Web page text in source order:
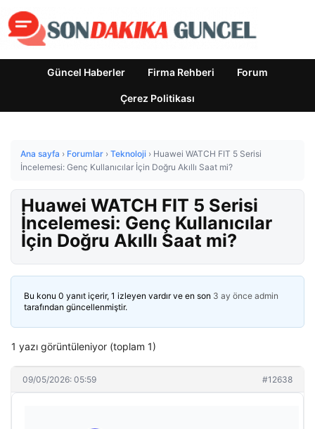
Güncel Haberler Firma Rehberi Forum
Çerez Politikası
Ana sayfa › Forumlar › Teknoloji › Huawei WATCH FIT 5 Serisi
İncelemesi: Genç Kullanıcılar İçin Doğru Akıllı Saat mi?
Huawei WATCH FIT 5 Serisi
İncelemesi: Genç Kullanıcılar
İçin Doğru Akıllı Saat mi?
Bu konu 0 yanıt içerir, 1 izleyen vardır ve en son 3 ay önce admin
tarafından güncellenmiştir.
1 yazı görüntüleniyor (toplam 1)
09/05/2026: 05:59 #12638